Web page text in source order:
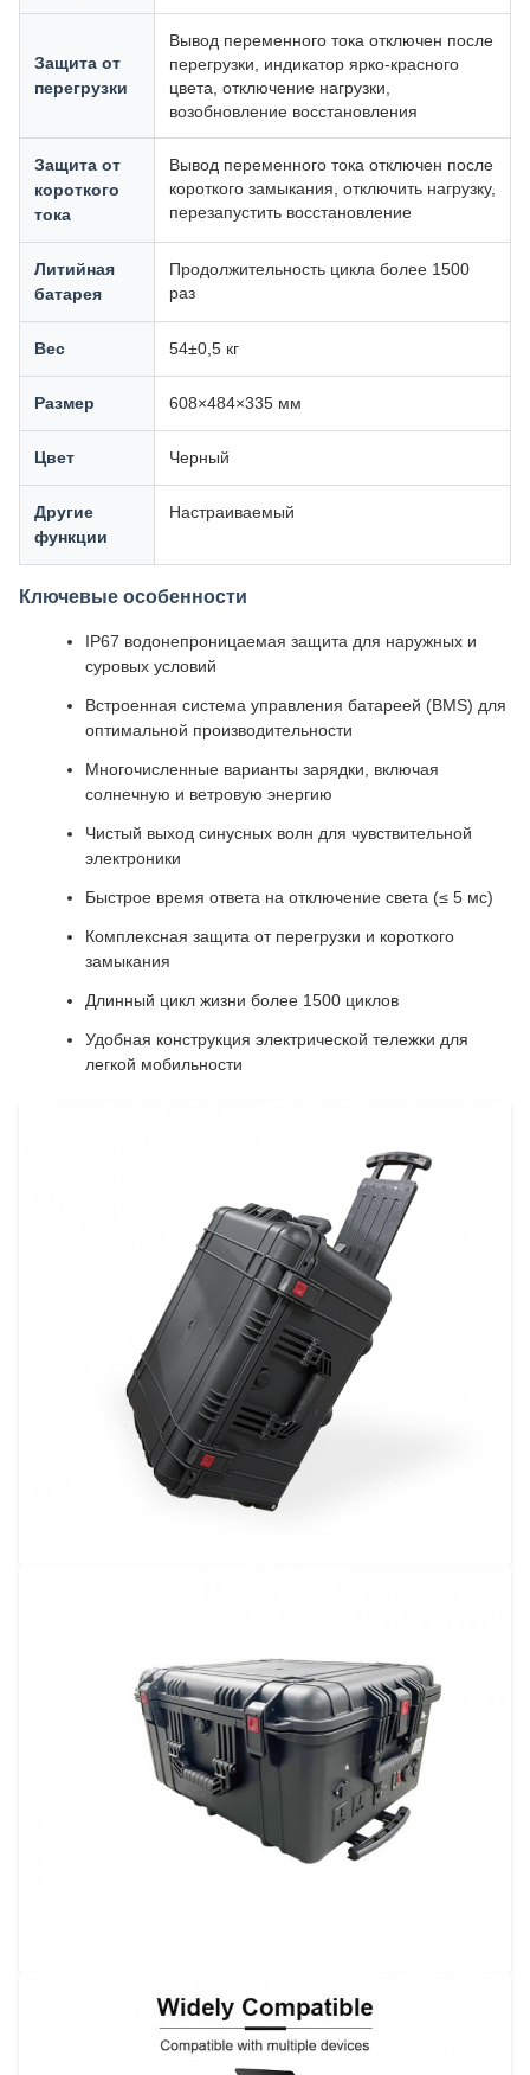
Защита от
перегрузки
Вывод переменного тока отключен после
перегрузки, индикатор ярко-красного
цвета, отключение нагрузки,
возобновление восстановления
Защита от
короткого
тока
Вывод переменного тока отключен после
короткого замыкания, отключить нагрузку,
перезапустить восстановление
Литийная
батарея
Продолжительность цикла более 1500
раз
Вес 54±0,5 кг
Размер 608×484×335 мм
Цвет Черный
Другие
функции
Настраиваемый
Ключевые особенности
IP67 водонепроницаемая защита для наружных и
суровых условий
Встроенная система управления батареей (BMS) для
оптимальной производительности
Многочисленные варианты зарядки, включая
солнечную и ветровую энергию
Чистый выход синусных волн для чувствительной
электроники
Быстрое время ответа на отключение света (≤ 5 мс)
Комплексная защита от перегрузки и короткого
замыкания
Длинный цикл жизни более 1500 циклов
Удобная конструкция электрической тележки для
легкой мобильности